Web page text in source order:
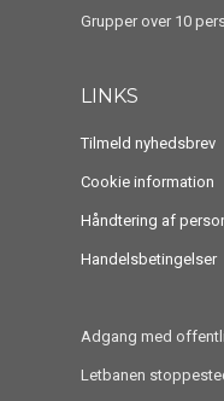
Grupper over 10
LINKS
Tilmeld nyhedsbrev
Cookie information
Håndtering af
Handelsbetingelser
Adgang med
Letbanen